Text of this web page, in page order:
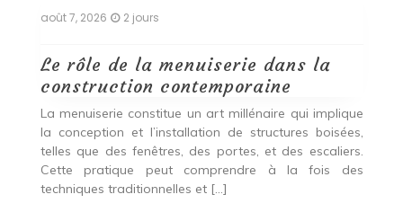
août 7, 2026 2 jours
Le rôle de la menuiserie dans la
construction contemporaine
La menuiserie constitue un art millénaire qui implique
la conception et l’installation de structures boisées,
telles que des fenêtres, des portes, et des escaliers.
Cette pratique peut comprendre à la fois des
techniques traditionnelles et […]